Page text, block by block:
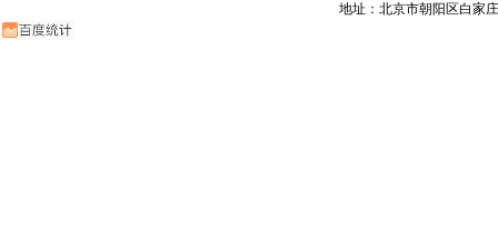
地址：北京市朝阳区白家